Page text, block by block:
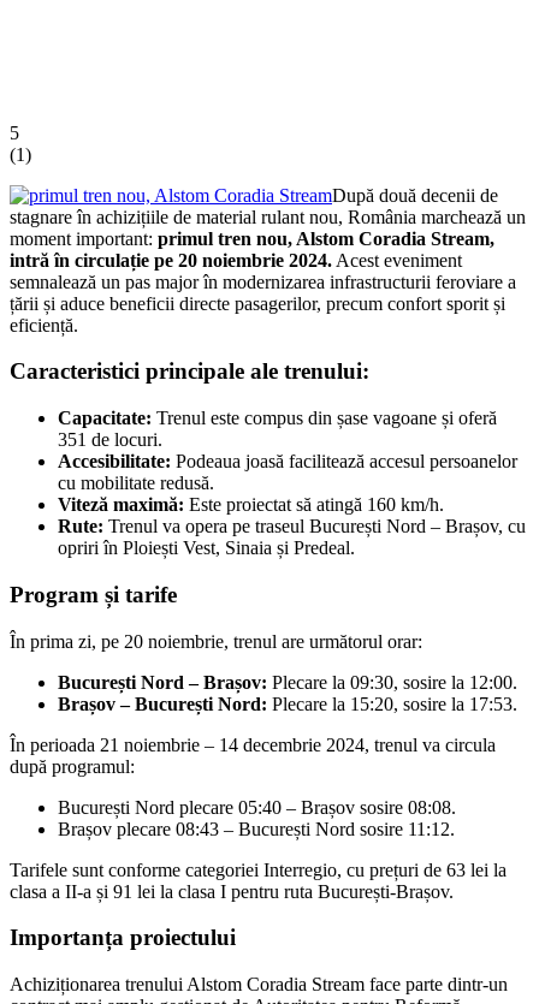
5
(1)
După două decenii de
stagnare în achizițiile de material rulant nou, România marchează un
moment important: primul tren nou, Alstom Coradia Stream,
intră în circulație pe 20 noiembrie 2024. Acest eveniment
semnalează un pas major în modernizarea infrastructurii feroviare a
țării și aduce beneficii directe pasagerilor, precum confort sporit și
eficiență.
Caracteristici principale ale trenului:
Capacitate: Trenul este compus din șase vagoane și oferă
351 de locuri.
Accesibilitate: Podeaua joasă facilitează accesul persoanelor
cu mobilitate redusă.
Viteză maximă: Este proiectat să atingă 160 km/h.
Rute: Trenul va opera pe traseul București Nord – Brașov, cu
opriri în Ploiești Vest, Sinaia și Predeal.
Program și tarife
În prima zi, pe 20 noiembrie, trenul are următorul orar:
București Nord – Brașov: Plecare la 09:30, sosire la 12:00.
Brașov – București Nord: Plecare la 15:20, sosire la 17:53.
În perioada 21 noiembrie – 14 decembrie 2024, trenul va circula
după programul:
București Nord plecare 05:40 – Brașov sosire 08:08.
Brașov plecare 08:43 – București Nord sosire 11:12.
Tarifele sunt conforme categoriei Interregio, cu prețuri de 63 lei la
clasa a II-a și 91 lei la clasa I pentru ruta București-Brașov.
Importanța proiectului
Achiziționarea trenului Alstom Coradia Stream face parte dintr-un